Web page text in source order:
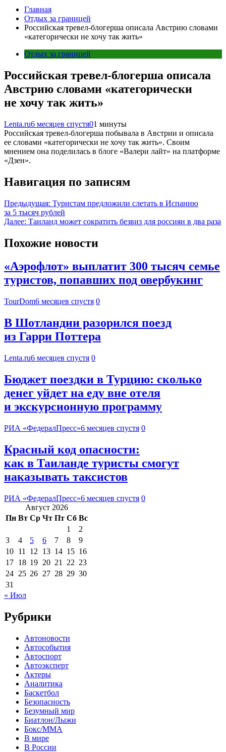
Главная
Отдых за границей
Российская тревел-блогерша описала Австрию словами
«категорически не хочу так жить»
Отдых за границей
Российская тревел-блогерша описала
Австрию словами «категорически
не хочу так жить»
Lenta.ru6 месяцев спустя01 минуты
Российская тревел-блогерша побывала в Австрии и описала
ее словами «категорически не хочу так жить». Своим
мнением она поделилась в блоге «Валери лайт» на платформе
«Дзен».
Навигация по записям
Предыдущая: Туристам предложили слетать в Испанию
за 5 тысяч рублей
Далее: Таиланд может сократить безвиз для россиян в два раза
Похожие новости
«Аэрофлот» выплатит 300 тысяч семье
туристов, попавших под овербукинг
TourDom6 месяцев спустя 0
В Шотландии разорился поезд
из Гарри Поттера
Lenta.ru6 месяцев спустя 0
Бюджет поездки в Турцию: сколько
денег уйдет на еду вне отеля
и экскурсионную программу
РИА «ФедералПресс»6 месяцев спустя 0
Красный код опасности:
как в Таиланде туристы смогут
наказывать таксистов
РИА «ФедералПресс»6 месяцев спустя 0
Август 2026
Пн Вт Ср Чт Пт Сб Вс
1
2
3
4 5 6 7 8
9
10 11 12 13 14 15 16
17 18 19 20 21 22 23
24 25 26 27 28 29 30
31
« Июл
Рубрики
Автоновости
Автособытия
Автоспорт
Автоэксперт
Актеры
Аналитика
Баскетбол
Безопасность
Безумный мир
Биатлон/Лыжи
Бокс/MMA
В мире
В России